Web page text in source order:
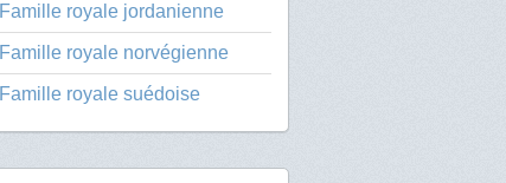
Famille royale jordanienne
Famille royale norvégienne
Famille royale suédoise